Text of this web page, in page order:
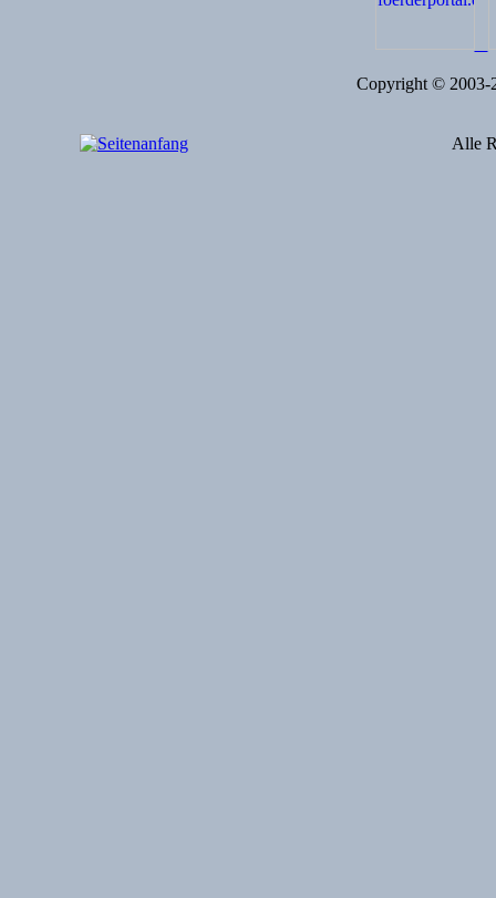
Copyright ©
Alle